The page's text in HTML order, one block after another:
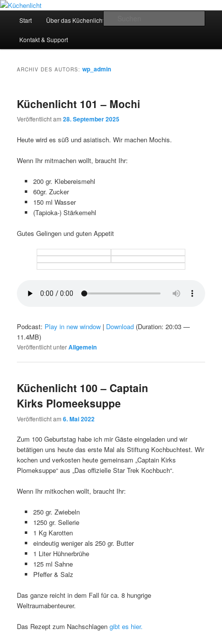
Zum
springen
Zum
springenKüchenlicht
Der Mitkochpodcast
Start Über das Küchenlicht
Kontakt & Support
ARCHIV DES AUTORS:wp_admin
Küchenlicht 101 – Mochi
Veröffentlicht am28. September 2025
Heute wird es süß und asiatisch. Wir machen Mochis.
Wenn Ihr mitmachen wollt, braucht Ihr:
200 gr. Klebereismehl
60gr. Zucker
150 ml Wasser
(Tapioka-) Stärkemehl
Gutes Gelingen und guten Appetit
Podcast: Play in new window | Download (Duration: 20:03 —
11.4MB)
Veröffentlicht unterAllgemein
Küchenlicht 100 – Captain
Kirks Plomeeksuppe
Veröffentlicht am6. Mai 2022
Zum 100 Geburtstag habe ich mir Gäste eingeladen und wir
betätigen uns heute das erste Mal als Stiftung Kochbuchtest. Wir
kochen und verkosten heute gemeinsam „Captain Kirks
Plomeksuppe“ aus „Das offizielle Star Trek Kochbuch“.
Wenn Ihr mitkochen wollt, braucht Ihr:
250 gr. Zwiebeln
1250 gr. Sellerie
1 Kg Karotten
eindeutig weniger als 250 gr. Butter
1 Liter Hühnerbrühe
125 ml Sahne
Pfeffer & Salz
Das ganze reicht in dem Fall für ca. 8 hungrige
Weltraumabenteurer.
Das Rezept zum Nachschlagen gibt es hier.